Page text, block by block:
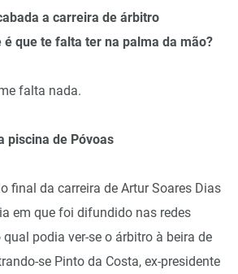
a carreira de árbitro
é que te falta ter na palma da mão?
falta nada.
piscina de Póvoas
final da carreira de Artur Soares Dias
em que foi difundido nas redes
podia ver-se o árbitro à beira de
se Pinto da Costa, ex-presidente